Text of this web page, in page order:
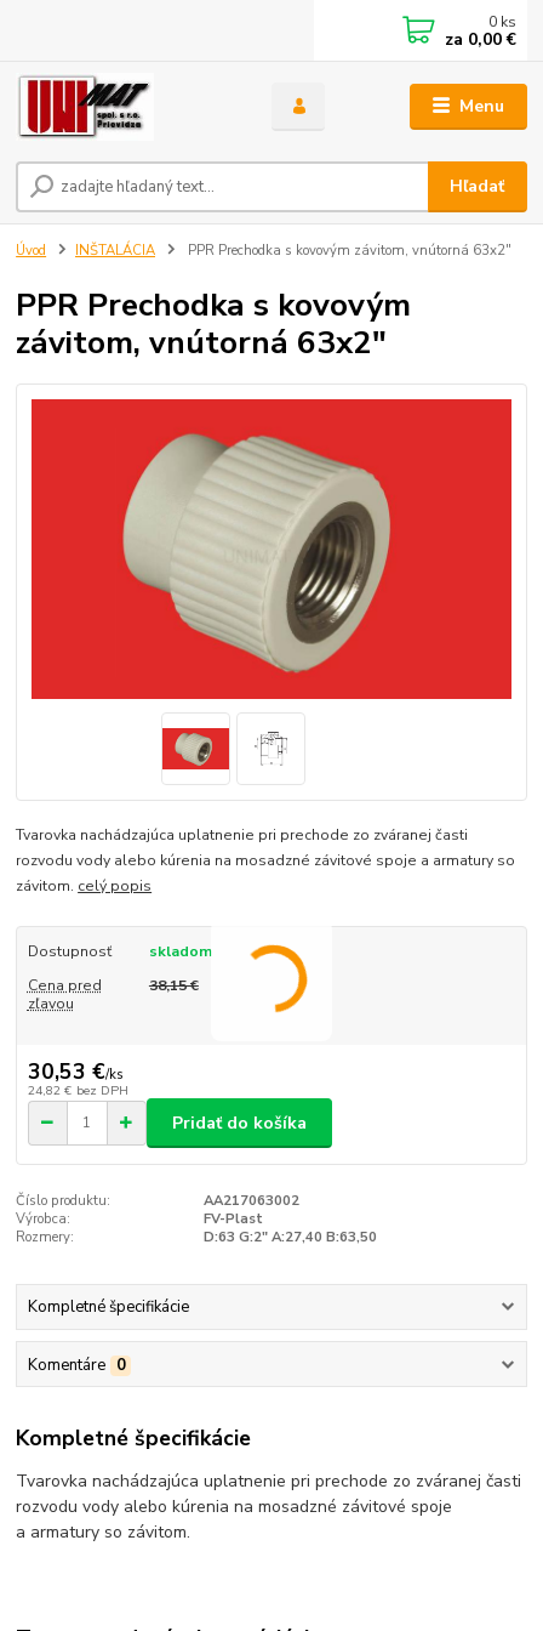
Menu
Hľadať
0 ks
za 0,00 €
Úvod INŠTALÁCIA PPR Prechodka s kovovým závitom, vnútorná 63x2"
PPR Prechodka s kovovým
závitom, vnútorná 63x2"
Tvarovka nachádzajúca uplatnenie pri prechode zo zváranej časti
rozvodu vody alebo kúrenia na mosadzné závitové spoje a armatury so
závitom. celý popis
Dostupnosť
skladom
Cena pred
zľavou
38,15 €
30,53 €/ks
24,82 € bez DPH
Pridať do košíka
Číslo produktu:
AA217063002
Výrobca:
FV-Plast
Rozmery:
D:63 G:2" A:27,40 B:63,50
Kompletné špecifikácie
Komentáre 0
Kompletné špecifikácie
Tvarovka nachádzajúca uplatnenie pri prechode zo zváranej časti
rozvodu vody alebo kúrenia na mosadzné závitové spoje
a armatury so závitom.